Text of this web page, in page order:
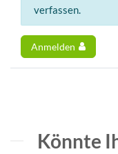
verfassen.
Anmelden
Könnte